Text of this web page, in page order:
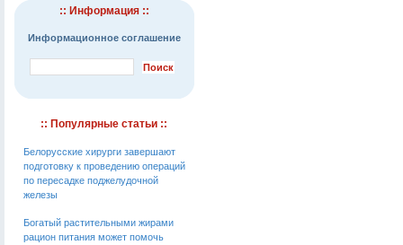
:: Информация ::
Информационное соглашение
:: Популярные статьи ::
Белорусские хирурги завершают
подготовку к проведению операций
по пересадке поджелудочной
железы
Богатый растительными жирами
рацион питания может помочь